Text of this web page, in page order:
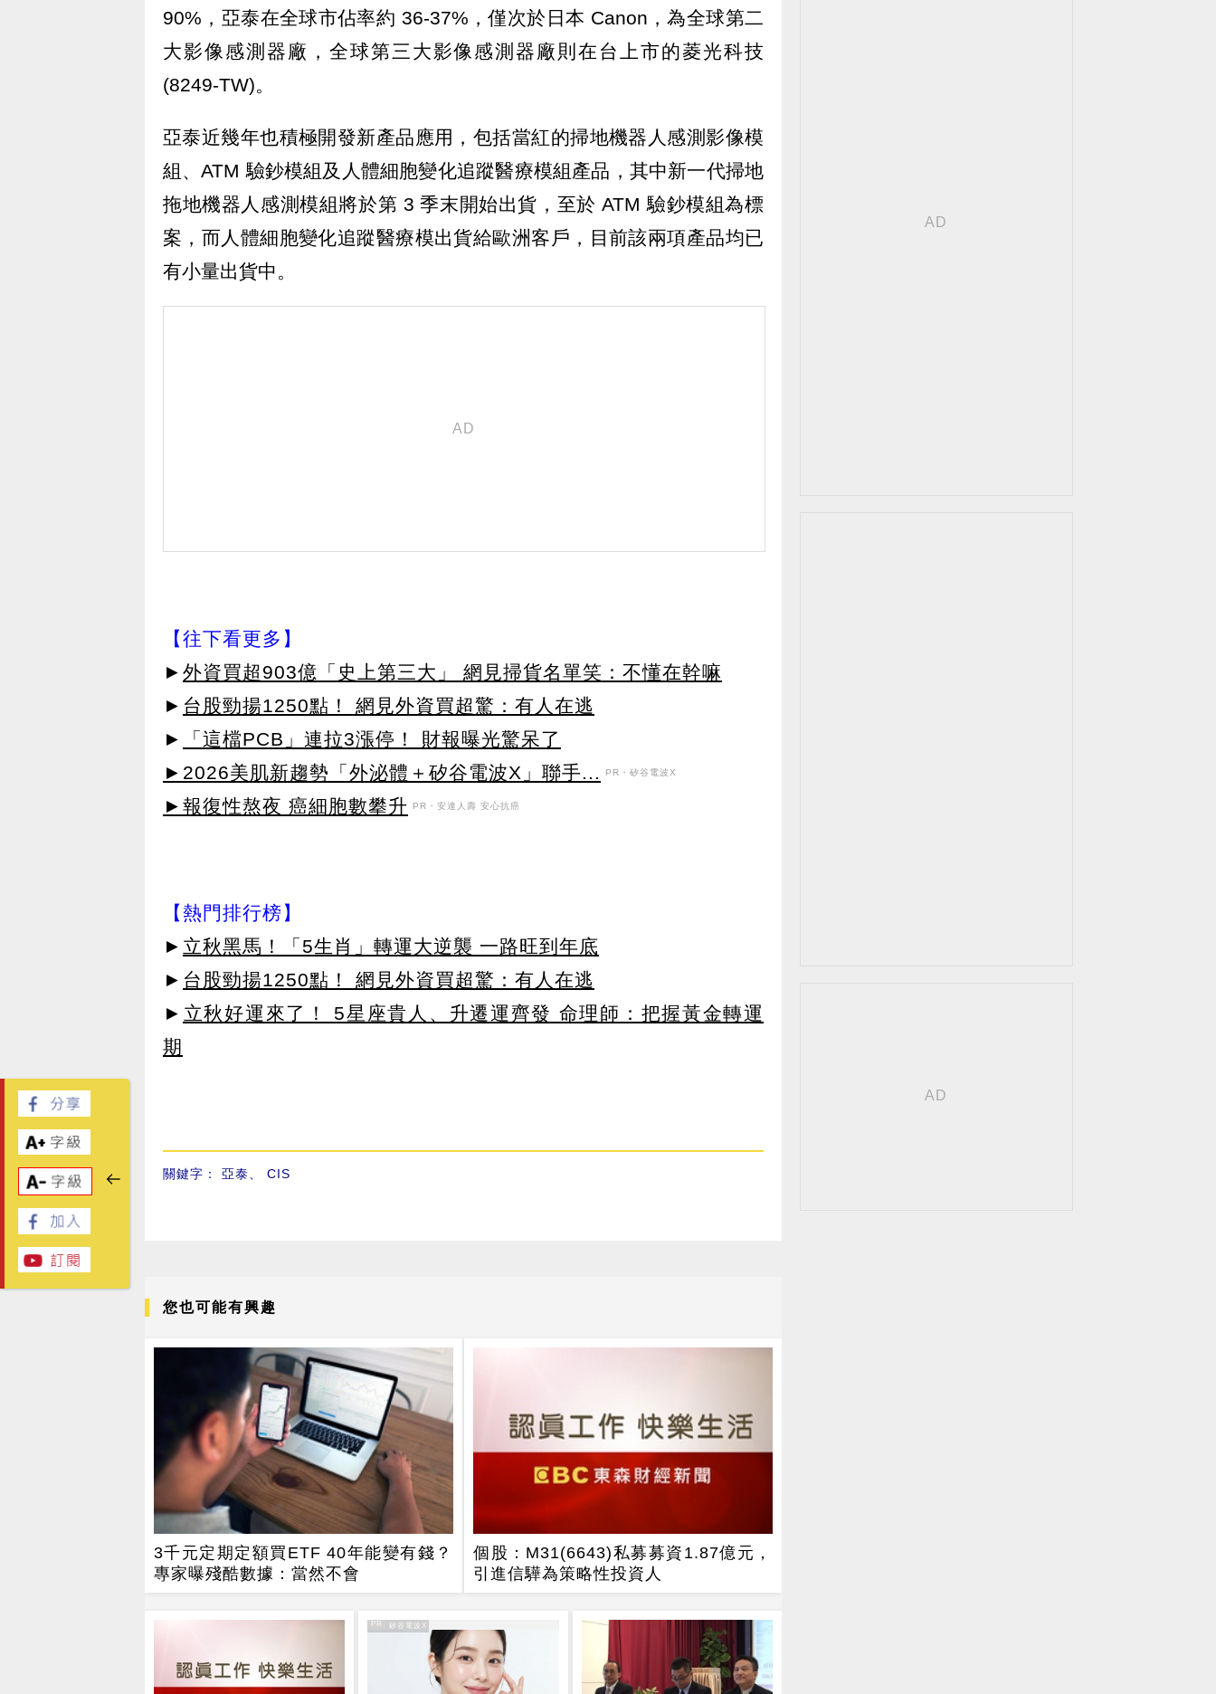
90%，亞泰在全球市佔率約 36-37%，僅次於日本 Canon，為全球第二
大影像感測器廠，全球第三大影像感測器廠則在台上市的菱光科技
(8249-TW)。
亞泰近幾年也積極開發新產品應用，包括當紅的掃地機器人感測影像模
組、ATM 驗鈔模組及人體細胞變化追蹤醫療模組產品，其中新一代掃地
拖地機器人感測模組將於第 3 季末開始出貨，至於 ATM 驗鈔模組為標
案，而人體細胞變化追蹤醫療模出貨給歐洲客戶，目前該兩項產品均已
有小量出貨中。
【往下看更多】
► 外資買超903億「史上第三大」 網見掃貨名單笑：不懂在幹嘛
► 台股勁揚1250點！ 網見外資買超驚：有人在逃
►
「這檔PCB」連拉3漲停！ 財報曝光驚呆了
►2026美肌新趨勢「外泌體＋矽谷電波X」聯手...
PR・矽谷電波X
►報復性熬夜 癌細胞數攀升 PR・安達人壽 安心抗癌
【熱門排行榜】
► 立秋黑馬！「5生肖」轉運大逆襲 一路旺到年底
► 台股勁揚1250點！ 網見外資買超驚：有人在逃
► 立秋好運來了！ 5星座貴人、升遷運齊發 命理師：把握黃金轉運
期
關鍵字： 亞泰 CIS
您也可能有興趣
3千元定期定額買ETF 40年能變有錢？
專家曝殘酷數據：當然不會
個股：M31(6643)私募募資1.87億元，
引進信驊為策略性投資人
PR
PR・矽谷電波X